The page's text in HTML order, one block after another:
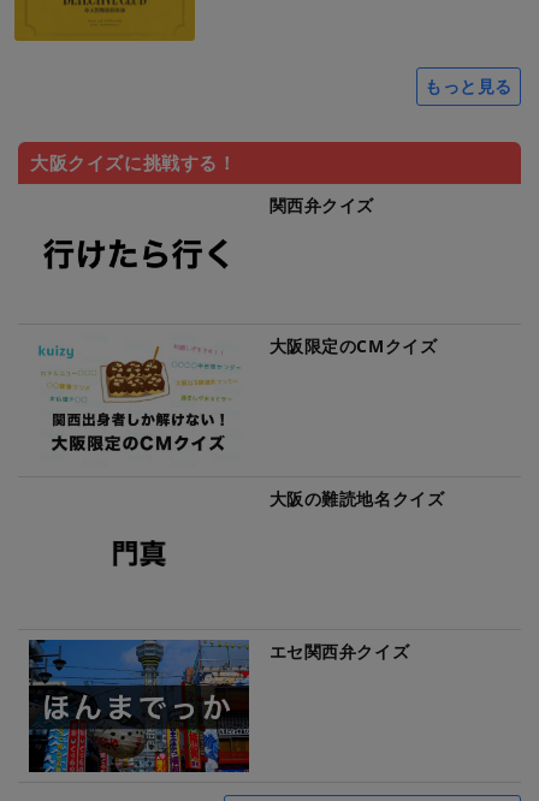
もっと見る
大阪クイズに挑戦する！
関西弁クイズ
大阪限定のCMクイズ
大阪の難読地名クイズ
エセ関西弁クイズ